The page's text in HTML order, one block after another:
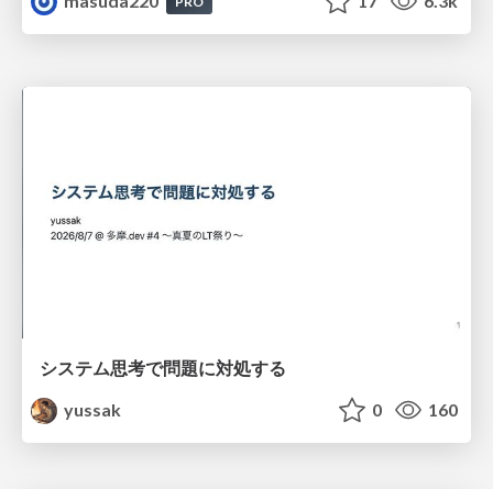
システム思考で問題に対処する
yussak
0 160